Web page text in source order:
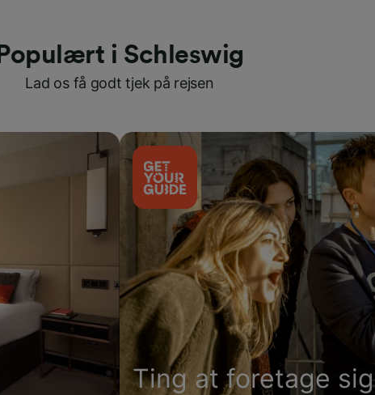
Populært i Schleswig
Lad os få godt tjek på rejsen
Ting at foretage sig